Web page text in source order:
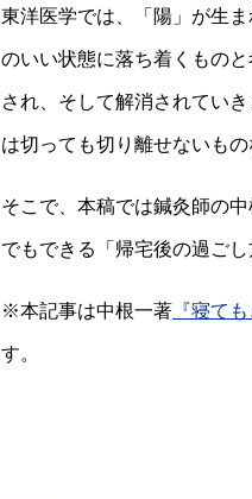
東洋医学では、「陽」が生
のいい状態に落ち着くもの
され、そして解消されてい
は切っても切り離せないもの
そこで、本稿では鍼灸師の
でもできる「帰宅後の過ご
※本記事は中根一著 『寝て
す。